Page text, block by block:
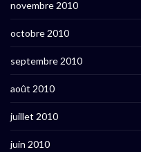
novembre 2010
octobre 2010
septembre 2010
août 2010
juillet 2010
juin 2010